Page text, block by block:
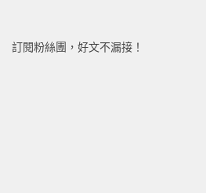
訂閱粉絲團，好文不漏接！